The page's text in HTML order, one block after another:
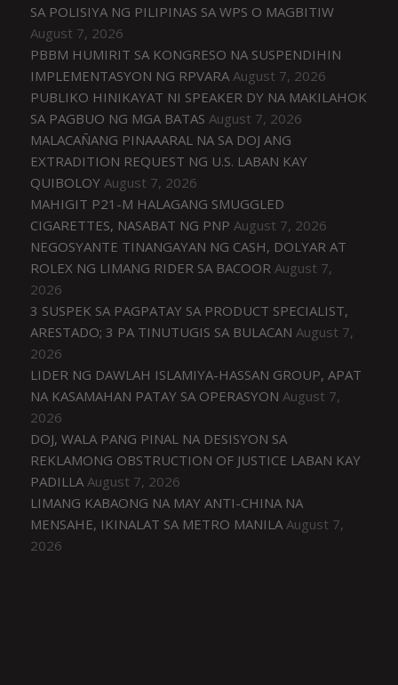
SA POLISIYA NG PILIPINAS SA WPS O MAGBITIW
August 7, 2026
PBBM HUMIRIT SA KONGRESO NA SUSPENDIHIN
IMPLEMENTASYON NG RPVARA August 7, 2026
PUBLIKO HINIKAYAT NI SPEAKER DY NA MAKILAHOK
SA PAGBUO NG MGA BATAS August 7, 2026
MALACAÑANG PINAAARAL NA SA DOJ ANG
EXTRADITION REQUEST NG U.S. LABAN KAY
QUIBOLOY August 7, 2026
MAHIGIT P21-M HALAGANG SMUGGLED
CIGARETTES, NASABAT NG PNP August 7, 2026
NEGOSYANTE TINANGAYAN NG CASH, DOLYAR AT
ROLEX NG LIMANG RIDER SA BACOOR August 7,
2026
3 SUSPEK SA PAGPATAY SA PRODUCT SPECIALIST,
ARESTADO; 3 PA TINUTUGIS SA BULACAN August 7,
2026
LIDER NG DAWLAH ISLAMIYA-HASSAN GROUP, APAT
NA KASAMAHAN PATAY SA OPERASYON August 7,
2026
DOJ, WALA PANG PINAL NA DESISYON SA
REKLAMONG OBSTRUCTION OF JUSTICE LABAN KAY
PADILLA August 7, 2026
LIMANG KABAONG NA MAY ANTI-CHINA NA
MENSAHE, IKINALAT SA METRO MANILA August 7,
2026